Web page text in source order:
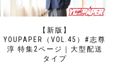
【新版】
YOUPAPER（VOL.45）#志尊
淳 特集2ページ｜大型配送
タイプ